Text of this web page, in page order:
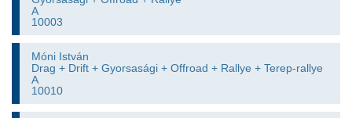
A
10003
Móni István
Drag + Drift + Gyorsasági + Offroad + Rallye + Terep-rallye
A
10010